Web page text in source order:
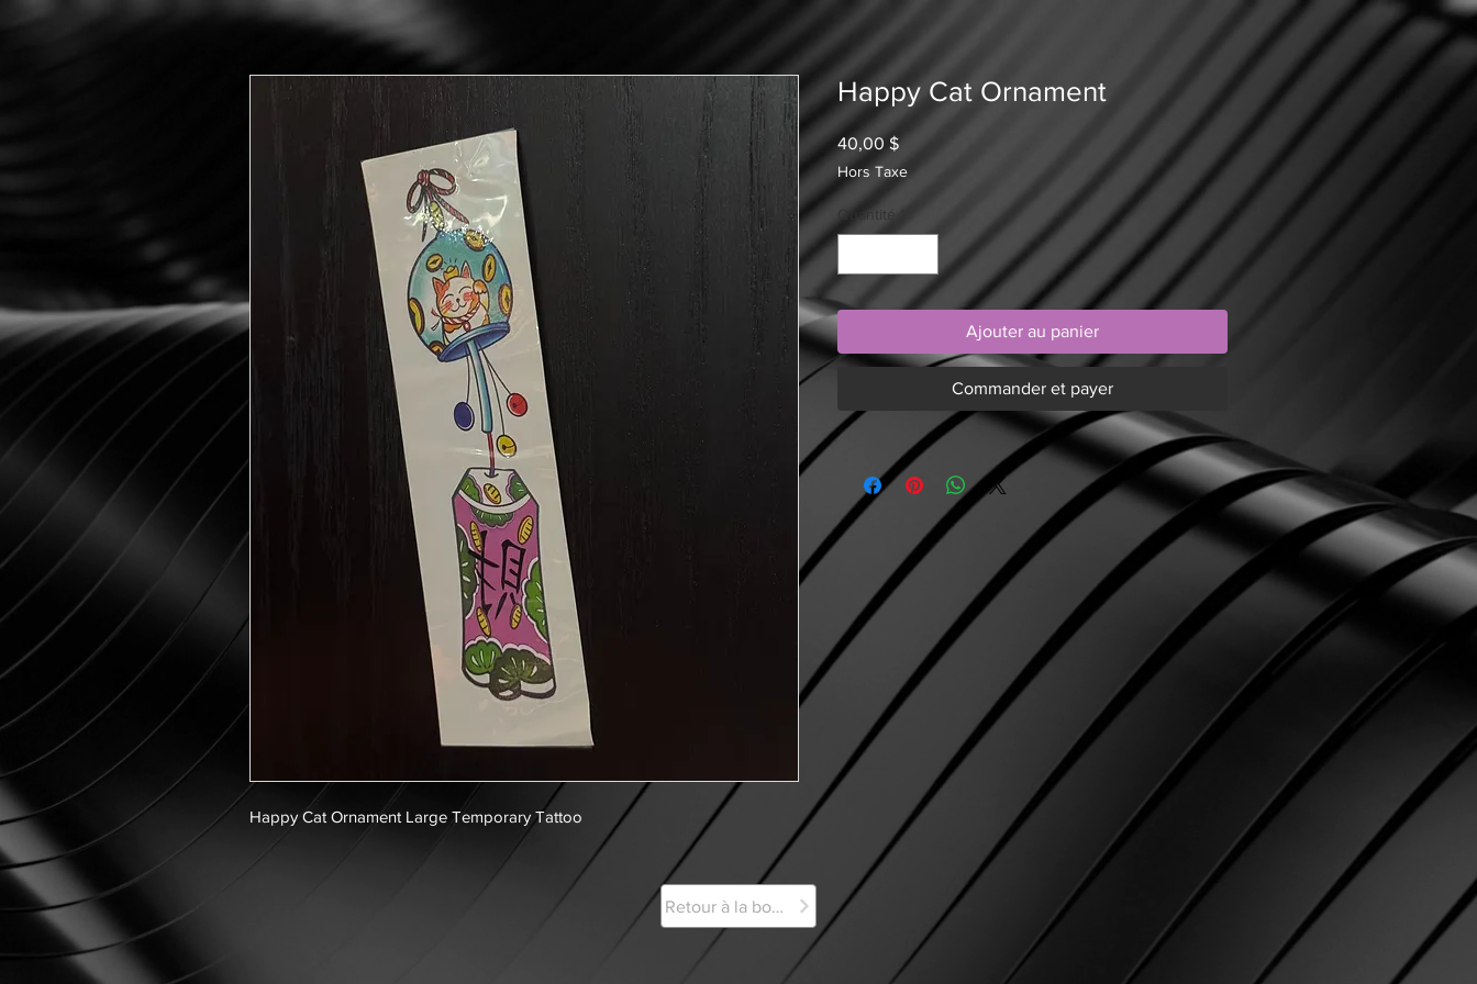
Happy Cat Ornament Large Temporary Tattoo
Happy Cat Ornament
40,00 $Prix
Hors Taxe
Quantité
Ajouter au panier
Commander et payer
Retour à la boutique